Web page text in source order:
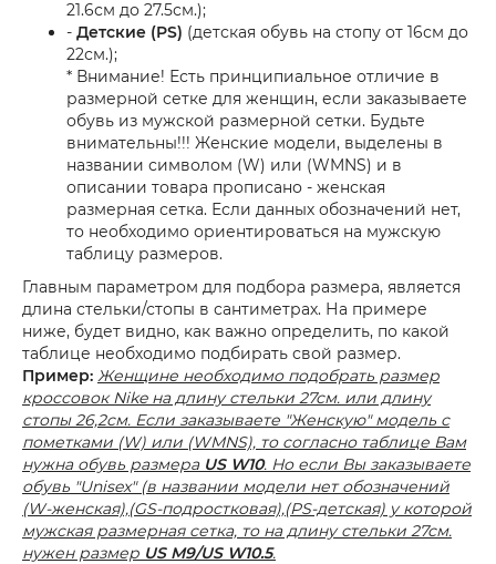
21.6см до 27.5см.);
- Детские (PS) (детская обувь на стопу от 16см до
22см.);
* Внимание! Есть принципиальное отличие в
размерной сетке для женщин, если заказываете
обувь из мужской размерной сетки. Будьте
внимательны!!! Женские модели, выделены в
названии символом (W) или (WMNS) и в
описании товара прописано - женская
размерная сетка. Если данных обозначений нет,
то необходимо ориентироваться на мужскую
таблицу размеров.
Главным параметром для подбора размера, является
длина стельки/стопы в сантиметрах. На примере
ниже, будет видно, как важно определить, по какой
таблице необходимо подбирать свой размер.
Пример: Женщине необходимо подобрать размер
кроссовок Nike на длину стельки 27см. или длину
стопы 26,2см. Если заказываете "Женскую" модель с
пометками (W) или (WMNS), то согласно таблице Вам
нужна обувь размера US W10. Но если Вы заказываете
обувь "Unisex" (в названии модели нет обозначений
(W-женская),(GS-подростковая),(PS-детская) у которой
мужская размерная сетка, то на длину стельки 27см.
нужен размер US M9/US W10.5.